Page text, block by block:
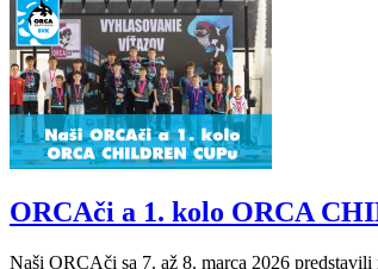
ORCAči a 1. kolo ORCA
Naši ORCAči sa 7. až 8. marca 2026